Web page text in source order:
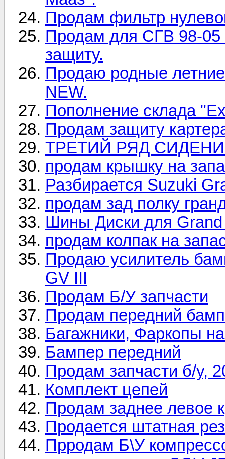
Продам фильтр
Продам для СГВ 98-05
защиту.
Продаю родные
NEW.
Пополнение склада
Продам защиту
ТРЕТИЙ РЯД
продам крышку на
Разбирается Suzuki
продам зад полку
Шины Диски для
продам колпак на
Продаю усилитель
GV III
Продам Б/У запчасти
Продам передний
Багажники, Фаркопы
Бампер передний
Продам запчасти б/у,
Комплект цепей
Продам заднее левое
Продается штатная
Прродам Б\У